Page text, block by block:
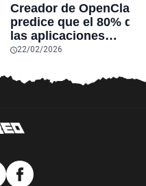
Creador de OpenClaw
predice que el 80% de
las aplicaciones
actuales
sobrevivirán las
aplicaciones con
hardware
22/02/2026